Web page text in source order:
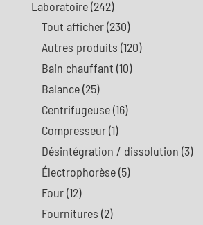
Laboratoire(242)
Tout afficher(230)
Autres produits (120)
Bain chauffant (10)
Balance(25)
Centrifugeuse(16)
Compresseur(1)
Désintégration / dissolution (3)
Électrophorèse(5)
Four(12)
Fournitures (2)